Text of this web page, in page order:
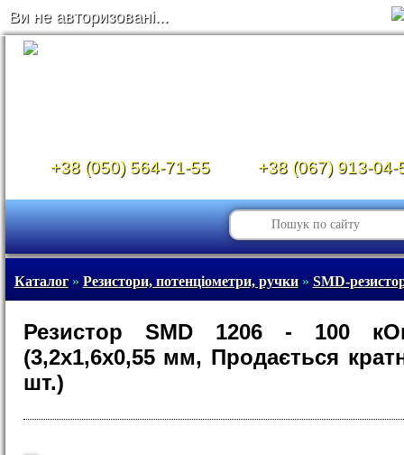
Ви не авторизовані...
+38 (050) 564-71-55 +38 (067) 913-04-
Каталог» Резистори, потенціометри, ручки» SMD-
Резистор SMD 1206 - 100
(3,2х1,6х0,55 мм, Продається
шт.)